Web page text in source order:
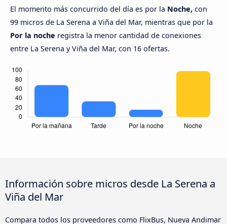
El momento más concurrido del día es por la Noche, con
99 micros de La Serena a Viña del Mar, mientras que por la
Por la noche registra la menor cantidad de conexiones
entre La Serena y Viña del Mar, con 16 ofertas.
Información sobre micros desde La Serena a
Viña del Mar
Compara todos los proveedores como FlixBus, Nueva Andimar